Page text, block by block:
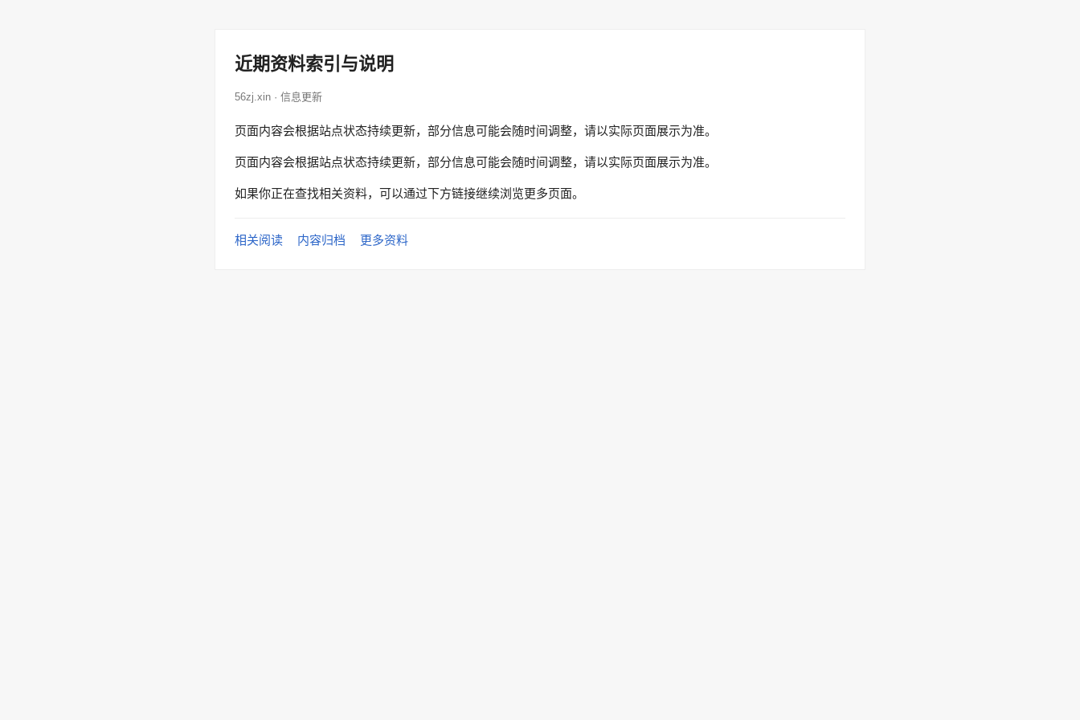
近期资料索引与说明
56zj.xin · 信息更新
页面内容会根据站点状态持续更新，部分信息可能会随时间调整，请以实际页面展示为准。
页面内容会根据站点状态持续更新，部分信息可能会随时间调整，请以实际页面展示为准。
如果你正在查找相关资料，可以通过下方链接继续浏览更多页面。
相关阅读 内容归档 更多资料